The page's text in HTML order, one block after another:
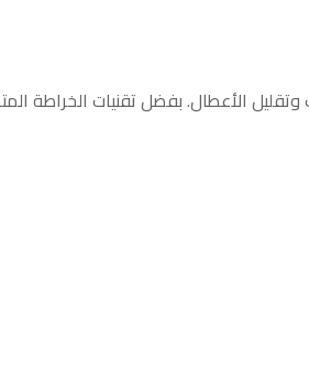
الأعطال. بفضل تقنيات الخراطة